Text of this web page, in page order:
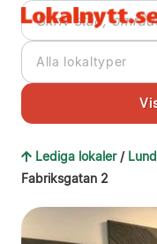
Alla lokaltyper
Lediga lokaler / Lund
Fabriksgatan 2